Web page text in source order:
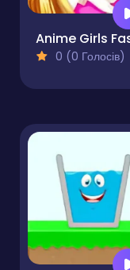
0 (0 Голосів)